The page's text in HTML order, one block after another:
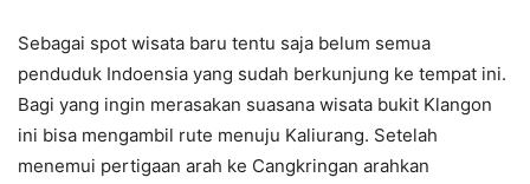
Sebagai spot wisata baru tentu saja belum semua
penduduk Indoensia yang sudah berkunjung ke tempat ini.
Bagi yang ingin merasakan suasana wisata bukit Klangon
ini bisa mengambil rute menuju Kaliurang. Setelah
menemui pertigaan arah ke Cangkringan arahkan